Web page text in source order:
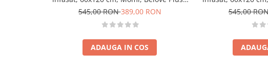
Green
545,00 RON389,00 RON
ADAUGA IN COS
545,00